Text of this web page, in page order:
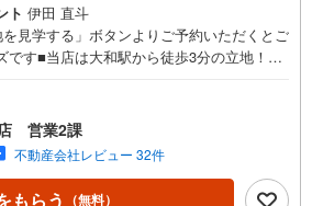
ト 伊田 直斗
見学する」ボタンよりご予約いただくとご
です■当店は大和駅から徒歩3分の立地！青
ナーやおむつ替えができる授乳室も完備お
心です。提携駐車場もございます■ご来場の
予約をお願いします■「室内・現地を見学す
ご予約頂くとスムーズ！■現地ご案内■お客
間の中でご希望の情報をご案内します。お
営業2課
不動産会社レビュー 32件
もらう （無料）